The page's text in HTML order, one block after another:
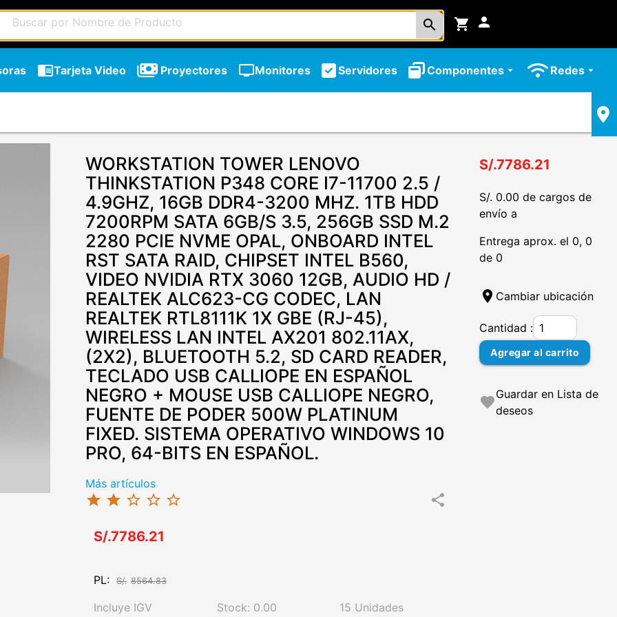
search shopping_cart person
chrome_reader_modeTarjeta Video Proyectores tvMonitores Servidores Componentesarrow_drop_down Redes arrow_drop_down
WORKSTATION TOWER LENOVO
THINKSTATION P348 CORE I7-11700 2.5 /
4.9GHZ, 16GB DDR4-3200 MHZ. 1TB HDD
7200RPM SATA 6GB/S 3.5, 256GB SSD M.2
2280 PCIE NVME OPAL, ONBOARD INTEL
RST SATA RAID, CHIPSET INTEL B560,
VIDEO NVIDIA RTX 3060 12GB, AUDIO HD /
REALTEK ALC623-CG CODEC, LAN
REALTEK RTL8111K 1X GBE (RJ-45),
WIRELESS LAN INTEL AX201 802.11AX,
(2X2), BLUETOOTH 5.2, SD CARD READER,
TECLADO USB CALLIOPE EN ESPAÑOL
NEGRO + MOUSE USB CALLIOPE NEGRO,
FUENTE DE PODER 500W PLATINUM
FIXED. SISTEMA OPERATIVO WINDOWS 10
PRO, 64-BITS EN ESPAÑOL.
Más artículos
star star star_border star_border star_border share
S/.7786.21
PL: S/. 8564.83
Incluye IGV Stock: 0.00 15 Unidades
S/.7786.21
S/. 0.00 de cargos de
envío a
Entrega aprox. el 0, 0
de 0
location_on Cambiar ubicación
Cantidad :
Agregar al carrito
favoriteGuardar en Lista de
deseos